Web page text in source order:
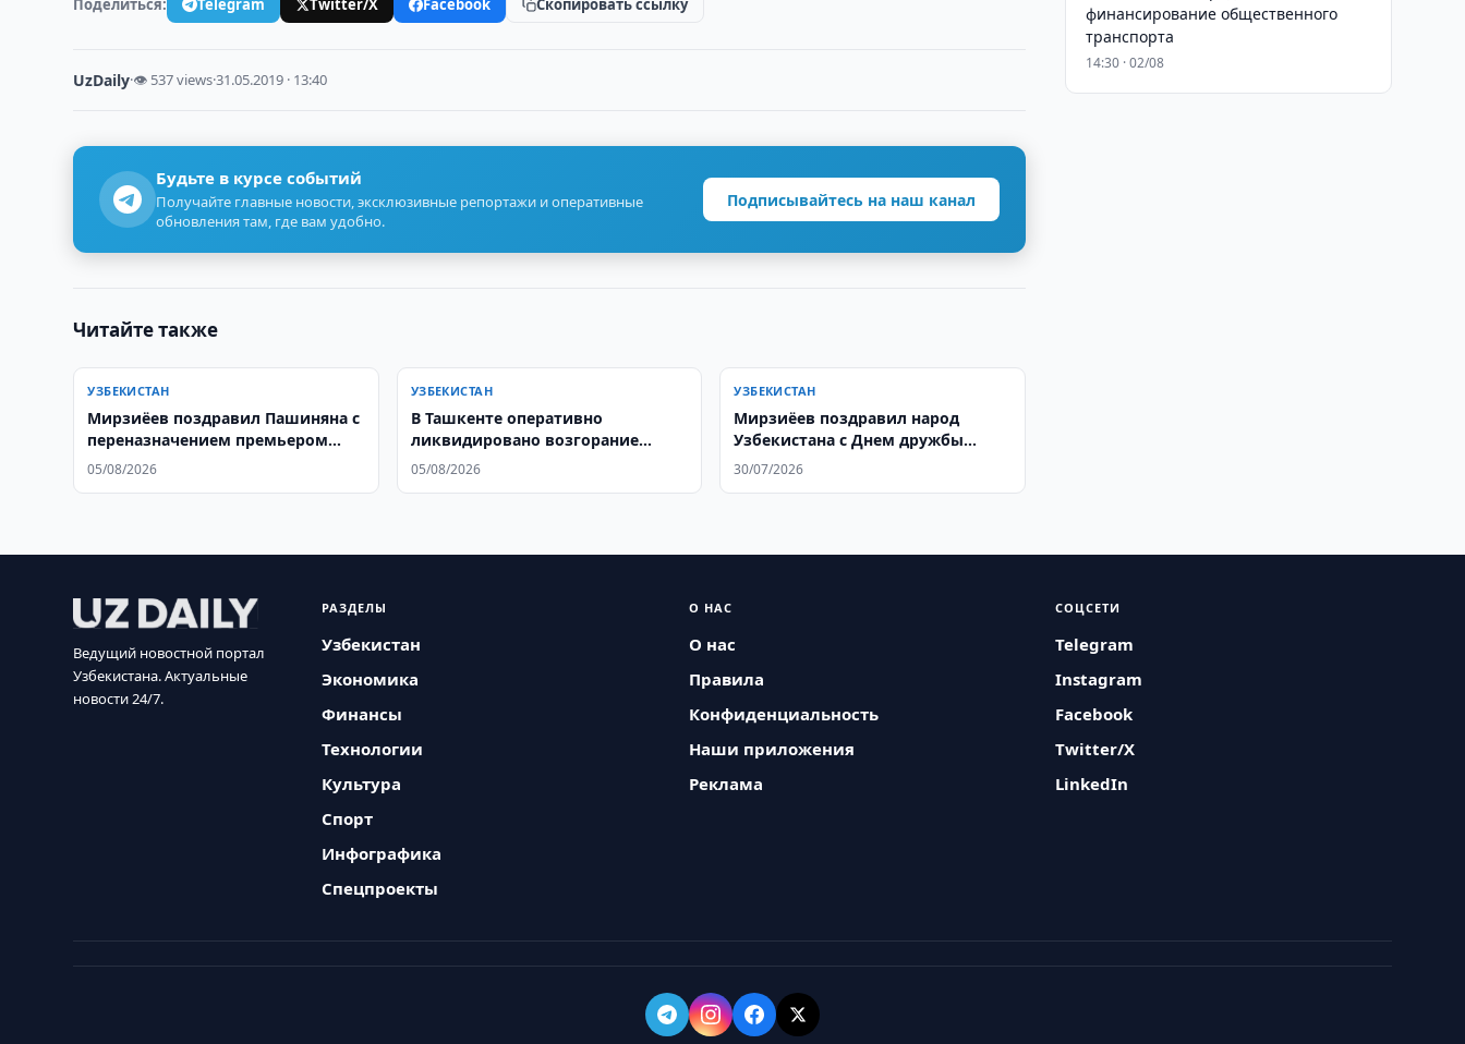
Скопировать ссылку
UzDaily·👁 537 views·31.05.2019 · 13:40
Будьте в курсе событий
Получайте главные новости, эксклюзивные репортажи и оперативные
обновления там, где вам удобно.
Подписывайтесь на наш канал
Читайте также
УЗБЕКИСТАН
Мирзиёев поздравил Пашиняна с
переназначением премьером
Армении
05/08/2026
УЗБЕКИСТАН
В Ташкенте оперативно
ликвидировано возгорание
дымохода кафе
05/08/2026
УЗБЕКИСТАН
Мирзиёев поздравил народ
Узбекистана с Днем дружбы
народов
30/07/2026
финансирование общественного
транспорта
14:30 · 02/08
Ведущий новостной портал
Узбекистана. Актуальные
новости 24/7.
РАЗДЕЛЫ
Узбекистан
Экономика
Финансы
Технологии
Культура
Спорт
Инфографика
Спецпроекты
О НАС
О нас
Правила
Конфиденциальность
Наши приложения
Реклама
СОЦСЕТИ
Telegram
Instagram
Facebook
Twitter/X
LinkedIn